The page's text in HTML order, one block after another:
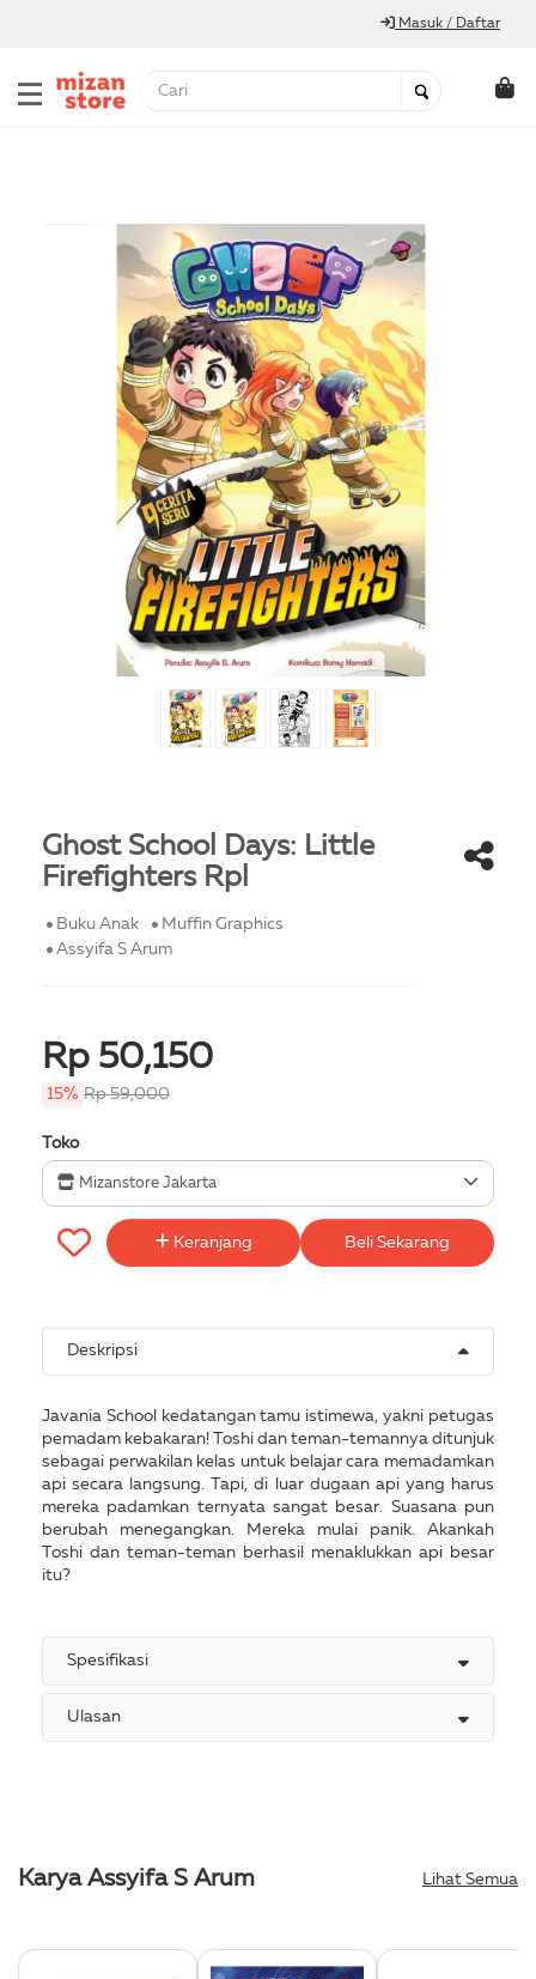
Masuk / Daftar
Ghost School Days: Little
Firefighters Rpl
Buku Anak
Muffin Graphics
Assyifa S Arum
Rp 50,150
15% Rp 59,000
Toko
Mizanstore Jakarta
Keranjang Beli Sekarang
Deskripsi
Javania School kedatangan tamu istimewa, yakni petugas
pemadam kebakaran! Toshi dan teman-temannya ditunjuk
sebagai perwakilan kelas untuk belajar cara memadamkan
api secara langsung. Tapi, di luar dugaan api yang harus
mereka padamkan ternyata sangat besar. Suasana pun
berubah menegangkan. Mereka mulai panik. Akankah
Toshi dan teman-teman berhasil menaklukkan api besar
itu?
Spesifikasi
Ulasan
Karya Assyifa S Arum Lihat Semua